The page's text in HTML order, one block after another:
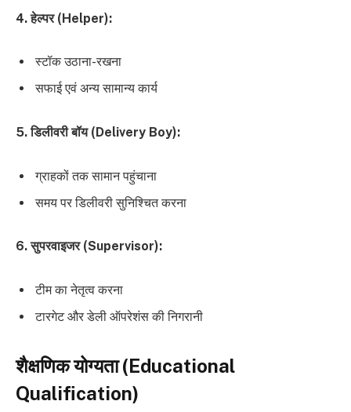
4. हेल्पर (Helper):
स्टॉक उठाना-रखना
सफाई एवं अन्य सामान्य कार्य
5. डिलीवरी बॉय (Delivery Boy):
ग्राहकों तक सामान पहुंचाना
समय पर डिलीवरी सुनिश्चित करना
6. सुपरवाइजर (Supervisor):
टीम का नेतृत्व करना
टारगेट और डेली ऑपरेशंस की निगरानी
शैक्षणिक योग्यता (Educational
Qualification)